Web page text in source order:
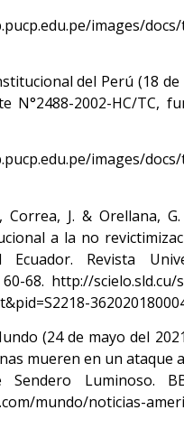
images/docs/
del Perú (18 de
N°2488-2002-HC/TC,
images/docs/
Correa, J. & Orellana, G.
a la no
Revista
68. http://scielo.sld.cu/
(24 de mayo del
mueren en un ataque
Sendero Luminoso.
mundo/noticias-